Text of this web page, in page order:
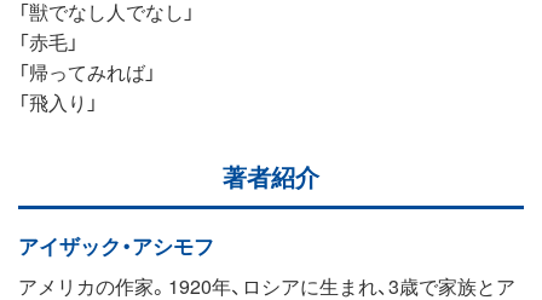
「獣でなし人でなし」
「赤毛」
「帰ってみれば」
「飛入り」
著者紹介
アイザック・アシモフ
アメリカの作家。1920年、ロシアに生まれ、3歳で家族とア